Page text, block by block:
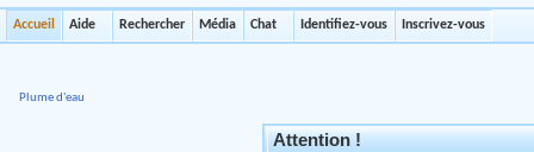
Accueil Aide Rechercher Média Chat Identifiez-vous Inscrivez-vous
Plume d'eau
Attention !